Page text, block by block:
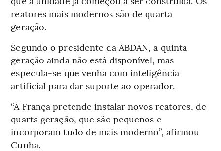
reatores mais modernos são de quarta
geração.
Segundo o presidente da ABDAN, a quinta
geração ainda não está disponível, mas
especula-se que venha com inteligência
artificial para dar suporte ao operador.
“A França pretende instalar novos reatores, de
quarta geração, que são pequenos e
incorporam tudo de mais moderno”, afirmou
Cunha.